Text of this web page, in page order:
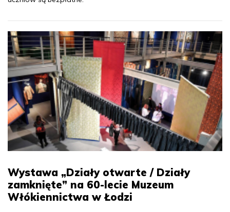
Wystawa „Działy otwarte / Działy
zamknięte” na 60-lecie Muzeum
Włókiennictwa w Łodzi